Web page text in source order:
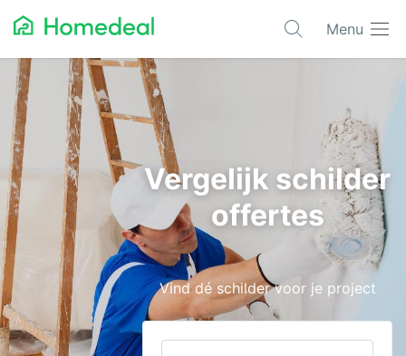
Menu
Populaire projecten
Asbest verwijderen
Dakbedekking
Dakkapel
Glas
Isolatie
Kozijnen
Laadpalen
Vergelijk schilder
offertes
Vind dé schilder voor je project